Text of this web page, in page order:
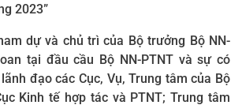
2023”
dự và chủ trì của Bộ trưởng Bộ NN-
tại đầu cầu Bộ NN-PTNT và sự có
đạo các Cục, Vụ, Trung tâm của Bộ
Kinh tế hợp tác và PTNT; Trung tâm